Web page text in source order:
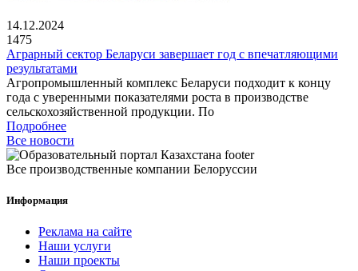
14.12.2024
1475
Аграрный сектор Беларуси завершает год с впечатляющими
результатами
Агропромышленный комплекс Беларуси подходит к концу
года с уверенными показателями роста в производстве
сельскохозяйственной продукции. По
Подробнее
Все новости
Все производственные компании Белоруссии
Информация
Реклама на сайте
Наши услуги
Наши проекты